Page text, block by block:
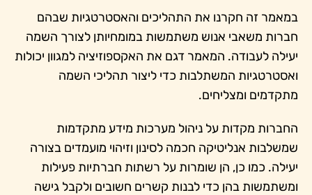
במאמר זה חקרנו את התהליכים והאסטרטגיות שבהם
חברות משאבי אנוש משתמשות במומחיותן לצורך השמה
יעילה לעבודה. המאמר דגם את האקספוזיציה למגוון יכולות
ואסטרטגיות המשתלבות כדי ליצור תהליכי השמה
מתקדמים ומצליחים.
החברות מקדות על ניהול מערכות מידע מתקדמות
שמשלבות אנליטיקה חכמה לסינון וזיהוי מועמדים בצורה
יעילה. כמו כן, הן שומרות על רשתות חברתיות פעילות
ומשתמשות בהן כדי לבנות קשרים חשובים ולקבל גישה